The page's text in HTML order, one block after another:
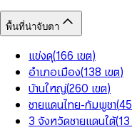
พื้นที่น่าจับตา
แข่งดุ(166 เขต)
อำเภอเมือง(138 เขต)
บ้านใหญ่(260 เขต)
ชายแดนไทย-กัมพูชา(45
3 จังหวัดชายแดนใต้(13